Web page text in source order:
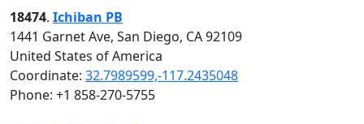
18474. Ichiban PB
1441 Garnet Ave, San Diego, CA 92109
United States of America
Coordinate: 32.7989599,-117.2435048
Phone: +1 858-270-5755